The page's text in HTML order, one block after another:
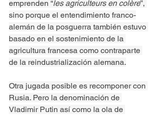
emprenden “les agriculteurs en colère”,
sino porque el entendimiento franco-
alemán de la posguerra también estuvo
basado en el sostenimiento de la
agricultura francesa como contraparte
de la reindustrialización alemana.
Otra jugada posible es recomponer con
Rusia. Pero la denominación de
Vladimir Putin así como la ola de